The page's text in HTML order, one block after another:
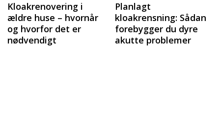
Kloakrenovering i
ældre huse – hvornår
og hvorfor det er
nødvendigt
Planlagt
kloakrensning: Sådan
forebygger du dyre
akutte problemer